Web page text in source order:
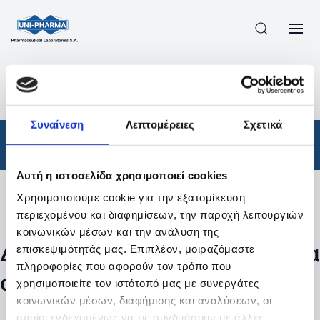
Συναίνεση Λεπτομέρειες Σχετικά
Αυτή η ιστοσελίδα χρησιμοποιεί cookies
Χρησιμοποιούμε cookie για την εξατομίκευση
περιεχομένου και διαφημίσεων, την παροχή λειτουργιών
κοινωνικών μέσων και την ανάλυση της
επισκεψιμότητάς μας. Επιπλέον, μοιραζόμαστε
πληροφορίες που αφορούν τον τρόπο που
χρησιμοποιείτε τον ιστότοπό μας με συνεργάτες
κοινωνικών μέσων, διαφήμισης και αναλύσεων, οι
οποίοι ενδεχομένως να τις συνδυάσουν με άλλες
ΠΡΟΪΟΝΤΑ ΣΥΝΤΑΓΟΓΡΑΦΟΎΜΕΝΑ
/
ΑΠΟΤΕΛΕΣΜΑΤΑ ΑΝΑΖΗΤΗΣΗΣ
Φάρμακα / Συνταγογραφούμενα
Φίλτρα
Δεν βρέθηκαν προϊόντα με τα
συγκεκριμένα φίλτρα